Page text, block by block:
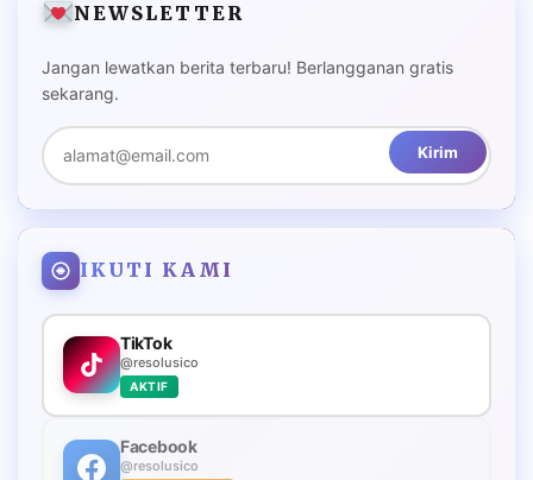
NEWSLETTER
Jangan lewatkan berita terbaru! Berlangganan gratis
sekarang.
Kirim
IKUTI KAMI
TikTok
@resolusico
AKTIF
Facebook
@resolusico